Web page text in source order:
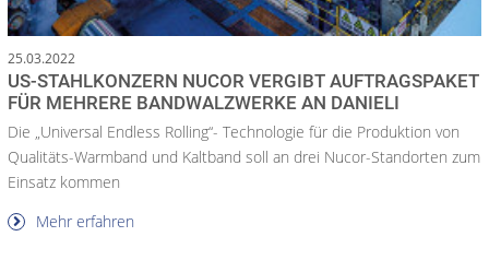
25.03.2022
US-STAHLKONZERN NUCOR VERGIBT AUFTRAGSPAKET
FÜR MEHRERE BANDWALZWERKE AN DANIELI
Die „Universal Endless Rolling“- Technologie für die Produktion von
Qualitäts-Warmband und Kaltband soll an drei Nucor-Standorten zum
Einsatz kommen
Mehr erfahren